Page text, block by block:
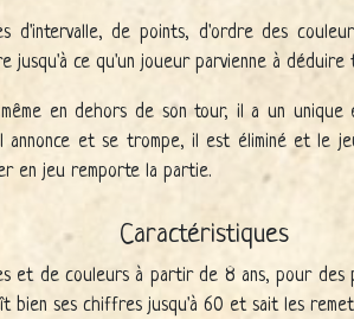
d'intervalle, de points, d'ordre des
jusqu'à ce qu'un joueur parvienne à déduire
en dehors de son tour, il a un unique
annonce et se trompe, il est éliminé et le
en jeu remporte la partie.
Caractéristiques
et de couleurs à partir de 8 ans, pour des
bien ses chiffres jusqu'à 60 et sait les